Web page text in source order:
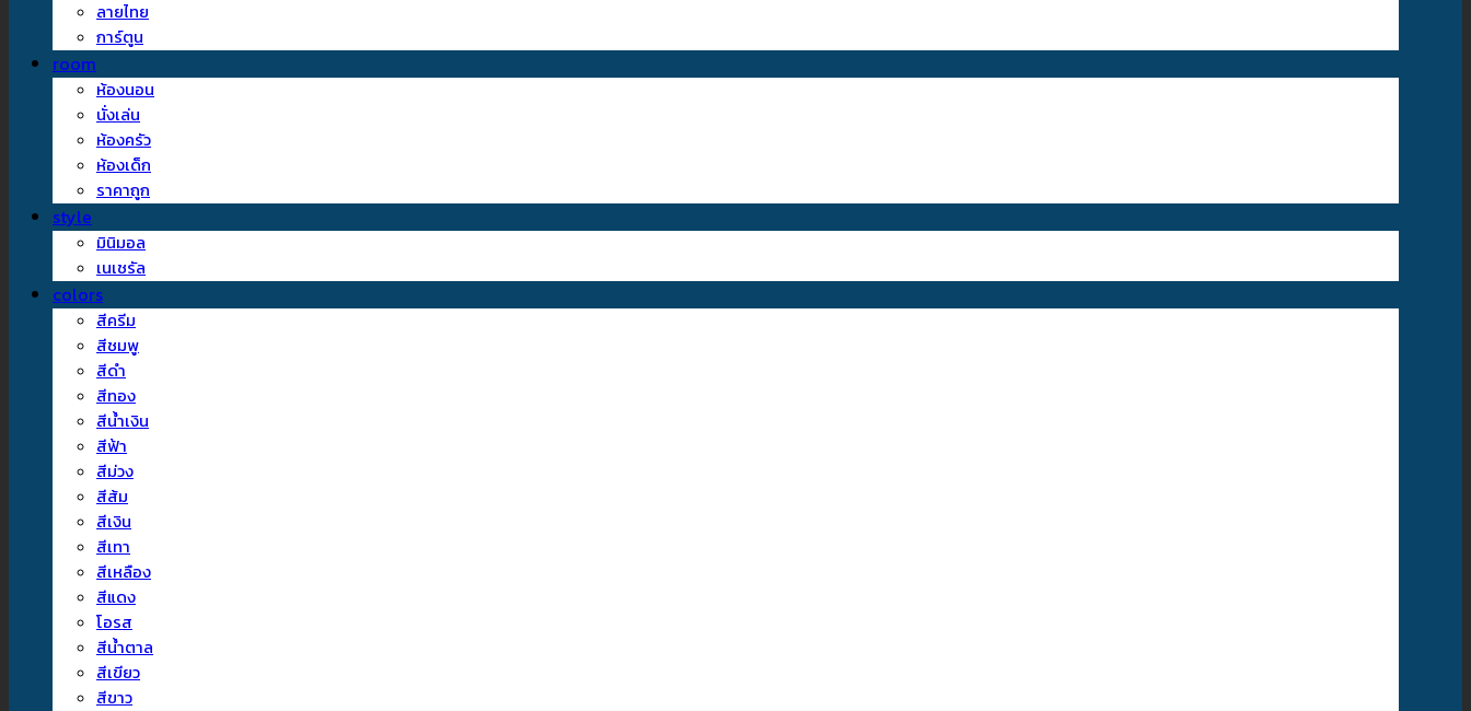
ลายไทย
การ์ตูน
room
ห้องนอน
นั่งเล่น
ห้องครัว
ห้องเด็ก
ราคาถูก
style
มินิมอล
เนเชรัล
colors
สีครีม
สีชมพู
สีดำ
สีทอง
สีน้ำเงิน
สีฟ้า
สีม่วง
สีส้ม
สีเงิน
สีเทา
สีเหลือง
สีแดง
โอรส
สีน้ำตาล
สีเขียว
สีขาว